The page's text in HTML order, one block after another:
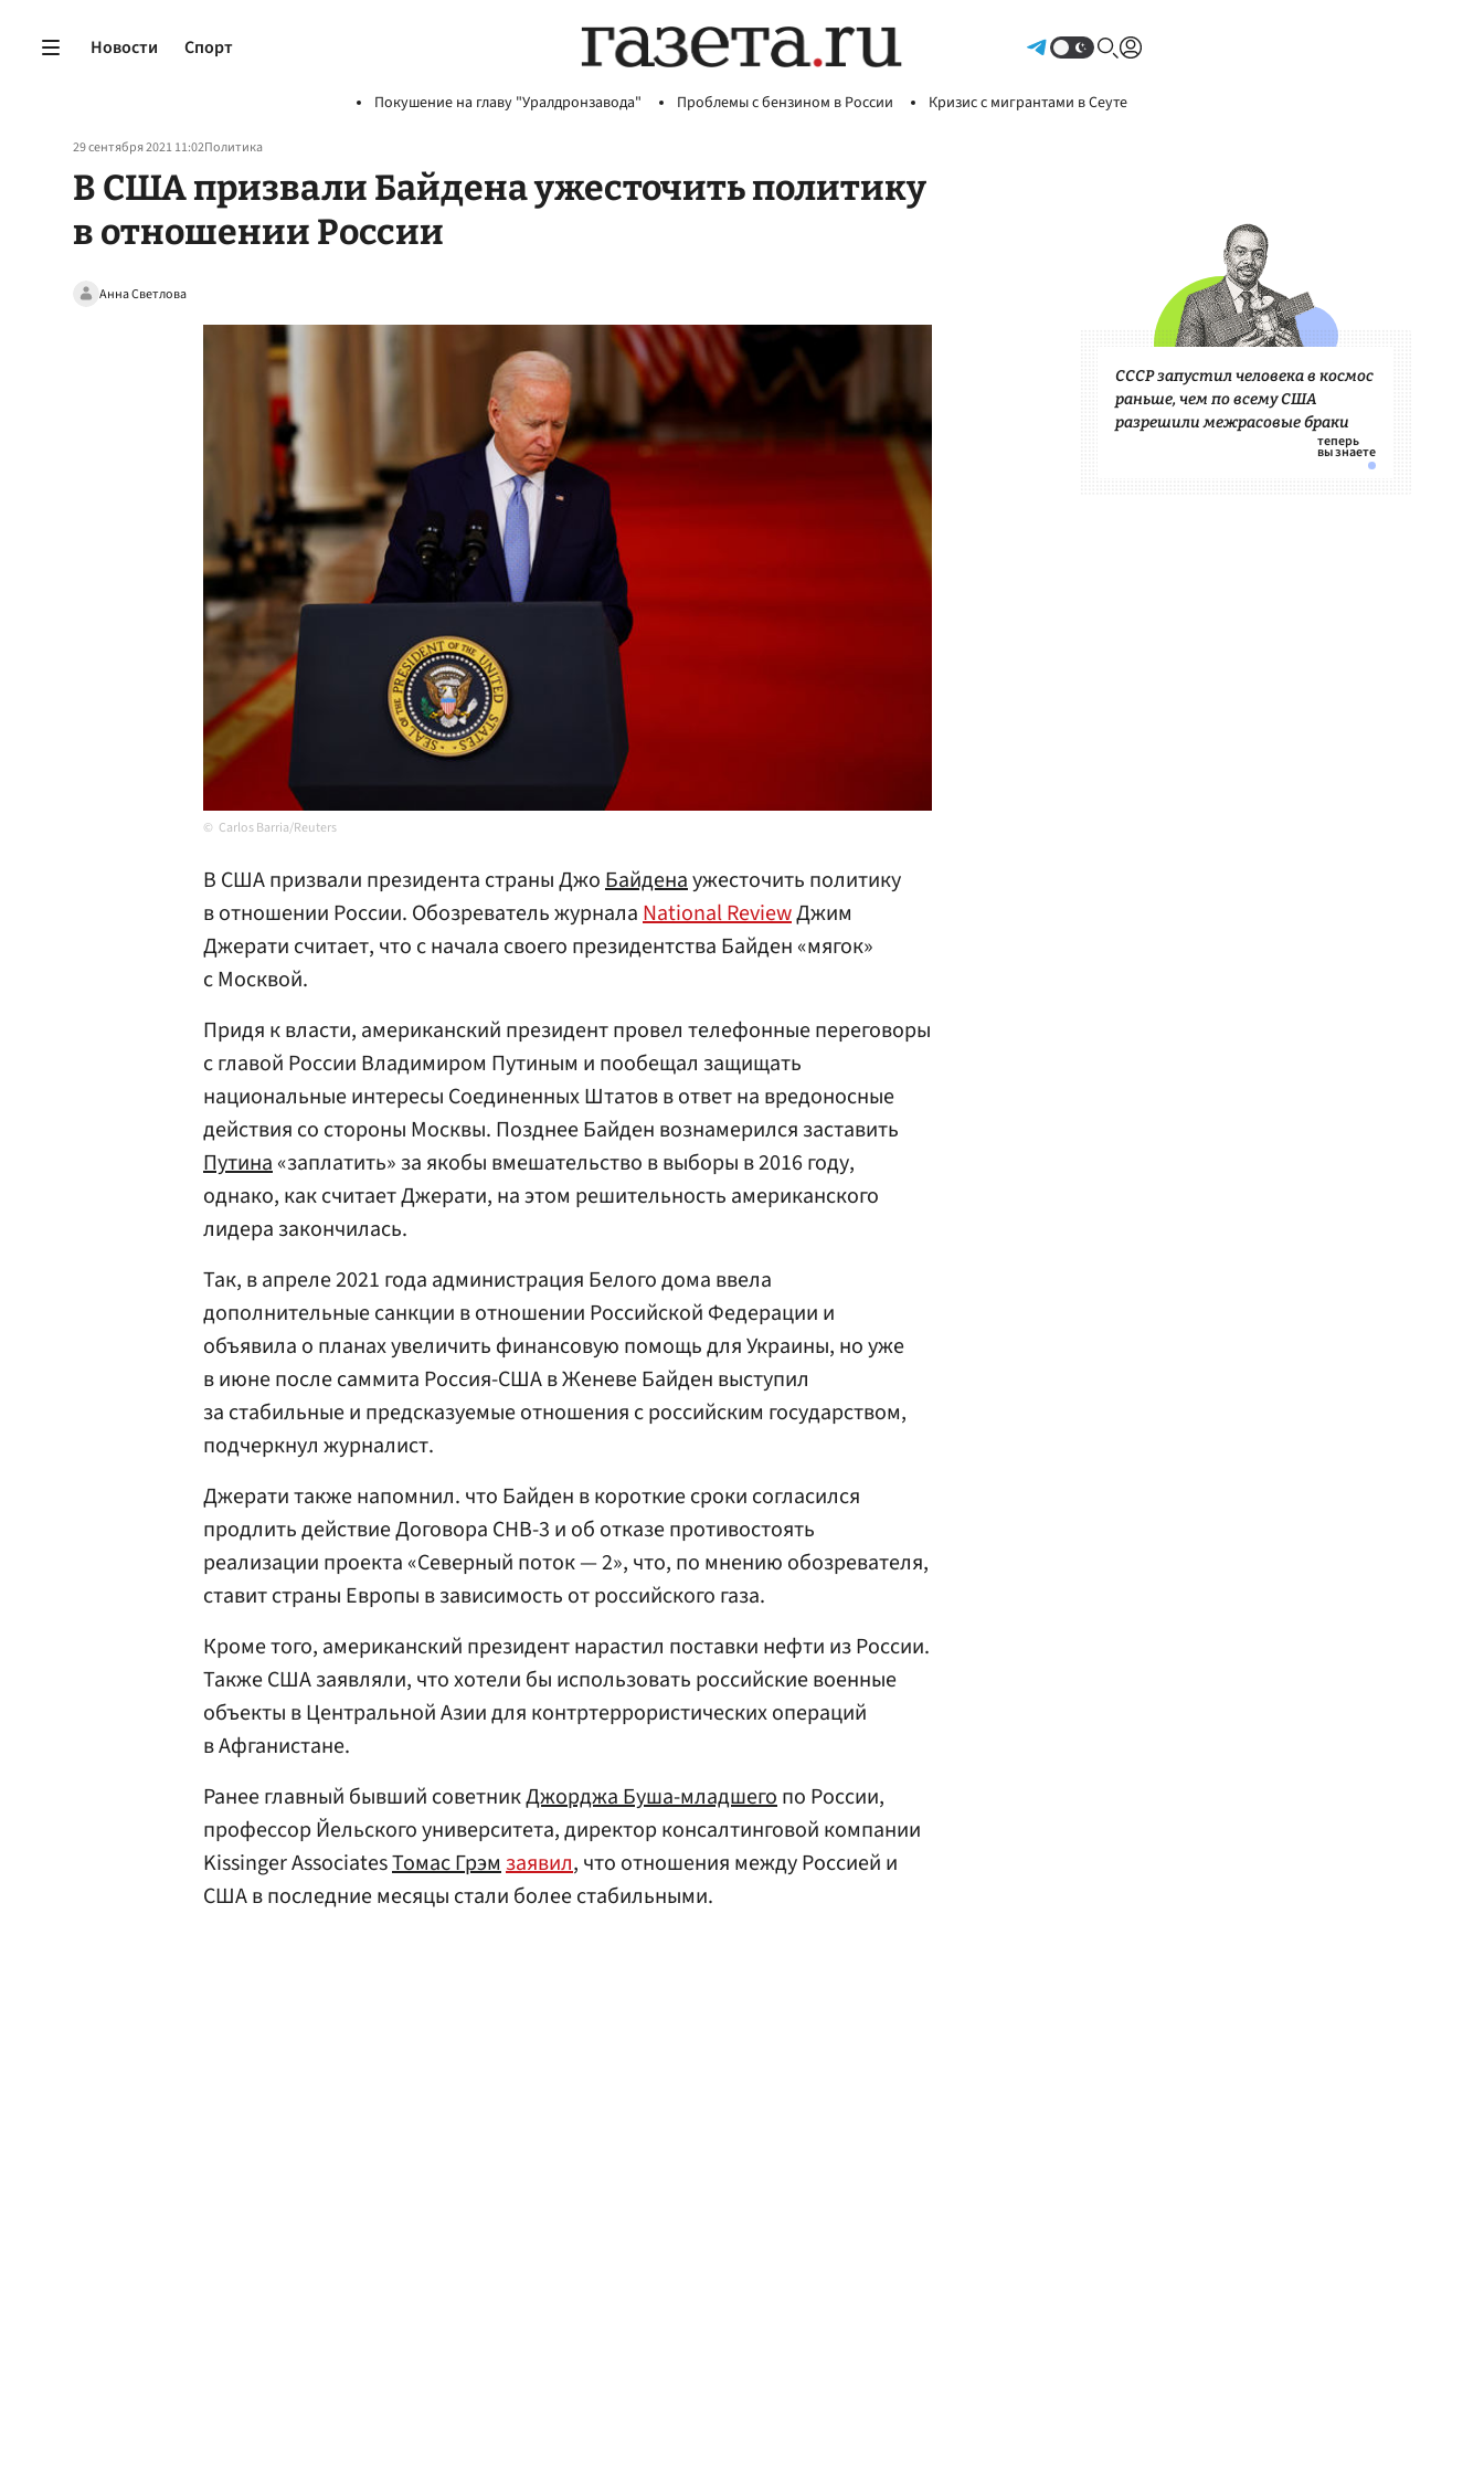
Новости Спорт
Покушение на главу "Уралдронзавода" Проблемы с бензином в России Кризис с мигрантами в Сеуте
29 сентября 2021 11:02Политика
В США призвали Байдена ужесточить политику
в отношении России
Анна Светлова
Carlos Barria/Reuters
В США призвали президента страны ДжоБайденаужесточить политику
в отношении России. Обозреватель журналаNational ReviewДжим
Джерати считает, что с начала своего президентства Байден «мягок»
с Москвой.
Придя к власти, американский президент провел телефонные переговоры
с главой России Владимиром Путиным и пообещал защищать
национальные интересы Соединенных Штатов в ответ на вредоносные
действия со стороны Москвы. Позднее Байден вознамерился заставить
Путина«заплатить» за якобы вмешательство в выборы в 2016 году,
однако, как считает Джерати, на этом решительность американского
лидера закончилась.
Так, в апреле 2021 года администрация Белого дома ввела
дополнительные санкции в отношении Российской Федерации и
объявила о планах увеличить финансовую помощь для Украины, но уже
в июне после саммита Россия-США в Женеве Байден выступил
за стабильные и предсказуемые отношения с российским государством,
подчеркнул журналист.
Джерати также напомнил. что Байден в короткие сроки согласился
продлить действие Договора СНВ-3 и об отказе противостоять
реализации проекта «Северный поток — 2», что, по мнению обозревателя,
ставит страны Европы в зависимость от российского газа.
Кроме того, американский президент нарастил поставки нефти из России.
Также США заявляли, что хотели бы использовать российские военные
объекты в Центральной Азии для контртеррористических операций
в Афганистане.
Ранее главный бывший советникДжорджа Буша-младшегопо России,
профессор Йельского университета, директор консалтинговой компании
Kissinger AssociatesТомас Грэмзаявил, что отношения между Россией и
США в последние месяцы стали более стабильными.
СССР запустил человека в космос
раньше, чем по всему США
разрешили межрасовые браки